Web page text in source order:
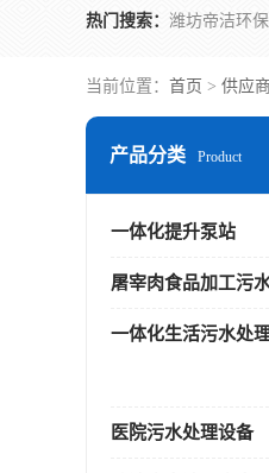
热门搜索：
当前位置： 首页 > 供应
产品分类 Product
一体化提升泵站
屠宰肉食品加工污
一体化生活污水处
医院污水处理设备